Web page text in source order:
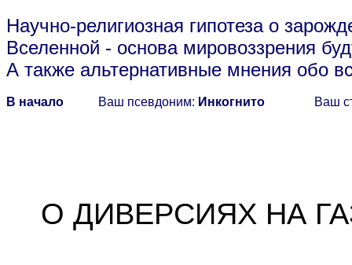
Научно-религиозная гипотеза о
Вселенной - основа мировоззрения
А также альтернативные мнения обо
В начало Ваш псевдоним: Инкогнито Ваш
О ДИВЕРСИЯХ НА